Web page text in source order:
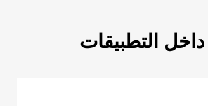
التطبيقات